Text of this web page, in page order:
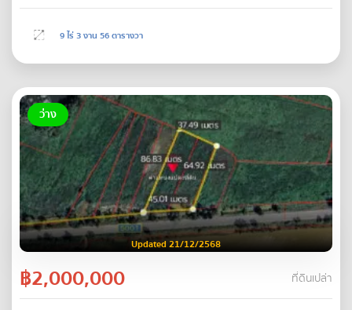
9 ไร่ 3 งาน 56 ตารางวา
ว่าง
Updated 21/12/2568
฿2,000,000 ที่ดินเปล่า